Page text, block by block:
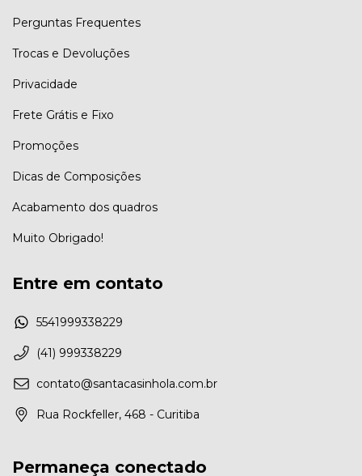
Perguntas Frequentes
Trocas e Devoluções
Privacidade
Frete Grátis e Fixo
Promoções
Dicas de Composições
Acabamento dos quadros
Muito Obrigado!
Entre em contato
5541999338229
(41) 999338229
contato@santacasinhola.com.br
Rua Rockfeller, 468 - Curitiba
Permaneça conectado